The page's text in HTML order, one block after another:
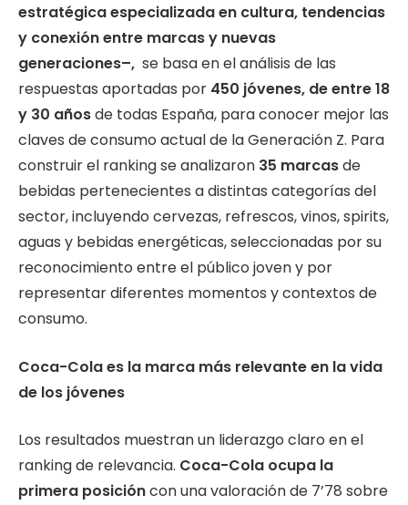
estratégica especializada en cultura, tendencias
y conexión entre marcas y nuevas
generaciones–, se basa en el análisis de las
respuestas aportadas por 450 jóvenes, de entre 18
y 30 añosde todas España, para conocer mejor las
claves de consumo actual de la Generación Z. Para
construir el ranking se analizaron 35 marcasde
bebidas pertenecientes a distintas categorías del
sector, incluyendo cervezas, refrescos, vinos, spirits,
aguas y bebidas energéticas, seleccionadas por su
reconocimiento entre el público joven y por
representar diferentes momentos y contextos de
consumo.
Coca-Cola es la marca más relevante en la vida
de los jóvenes
Los resultados muestran un liderazgo claro en el
ranking de relevancia. Coca-Cola ocupa la
primera posicióncon una valoración de 7’78 sobre